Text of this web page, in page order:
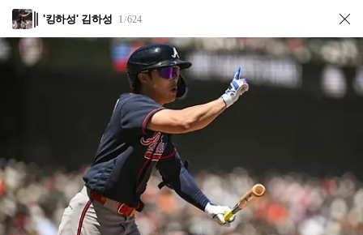
'킹하성' 김하성 1/624